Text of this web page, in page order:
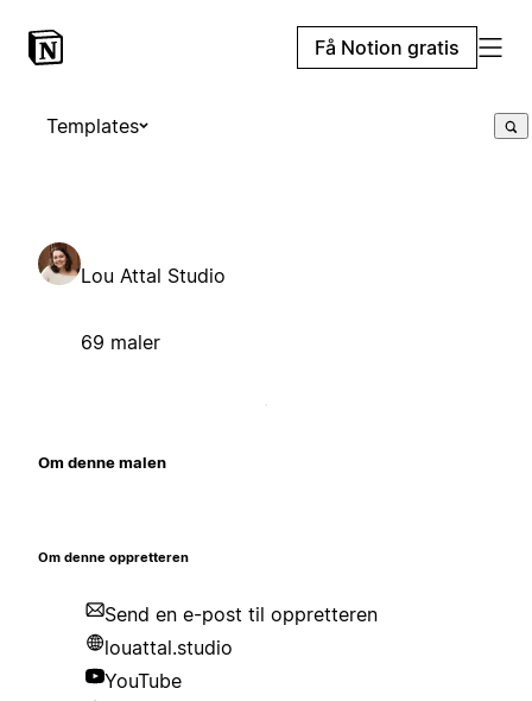
Få Notion gratis
Templates
Lou Attal Studio
69 maler
Om denne malen
Om denne oppretteren
Send en e-post til oppretteren
louattal.studio
YouTube